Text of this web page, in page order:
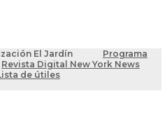
El Jardín
Programa
Revista Digital New York News
de útiles